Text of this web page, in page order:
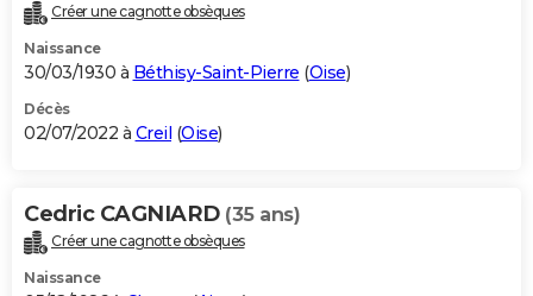
Créer une cagnotte obsèques
Naissance
30/03/1930 à Béthisy-Saint-Pierre (Oise)
Décès
02/07/2022 à Creil (Oise)
Cedric CAGNIARD (35 ans)
Créer une cagnotte obsèques
Naissance